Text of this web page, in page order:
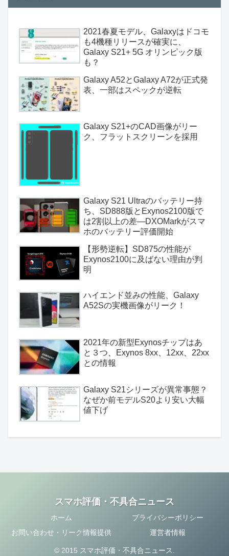
2021春夏モデル、Galaxyはドコモ
も4機種リリースが確実に、
Galaxy S21+ 5G オリンピック版
も？
Galaxy A52とGalaxy A72が正式発
表、一部はスペックが逆転
Galaxy S21+のCAD画像がリー
ク、フラットスクリーンを採用
Galaxy S21 Ultraのバッテリー持
ち、SD888版とExynos2100版で
は2割以上の差―DXOMarkがスマ
ホのバッテリー評価開始
【形勢逆転】SD875の性能が
Exynos2100に及ばない理由が判
明
ハイエンド並みの性能、Galaxy
A52Sの実機画像がリーク！
2021年の新型Exynosチップはあ
と３つ、Exynos 8xx、12xx、22xx
との情報
Galaxy S21シリーズが異常事態？
なぜか前モデルS20より安い大幅
値下げ
スマホ評価・不具合ニュース
ホーム
プライバシーポリシー
お問い合わせ・リーク情報提供
運営者情報
© 2015 スマホ評価・不具合ニュース.